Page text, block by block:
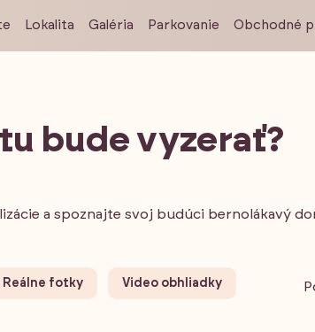
Lokalita Galéria Parkovanie Obchodné
bude vyzerať?
a spoznajte svoj budúci bernolákavý
Reálne fotky Video obhliadky